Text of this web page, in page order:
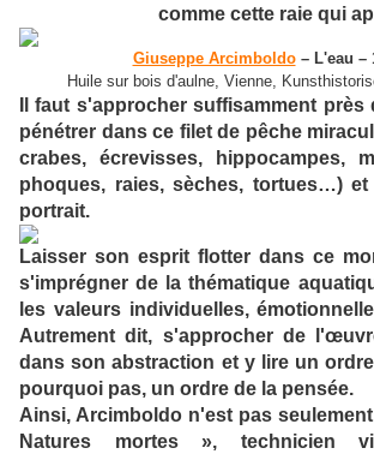
comme cette raie qui
Giuseppe Arcimboldo – L'eau –
Huile sur bois d'aulne, Vienne,
Il faut s'approcher suffisamment
pénétrer dans ce filet de pêche
crabes, écrevisses, hippocampes,
phoques, raies, sèches, tortues…)
portrait.
Laisser son esprit flotter dans ce
s'imprégner de la thématique
les valeurs individuelles,
Autrement dit, s'approcher de
dans son abstraction et y lire un
pourquoi pas, un ordre de la pensée.
Ainsi, Arcimboldo n'est pas
Natures mortes », technicien